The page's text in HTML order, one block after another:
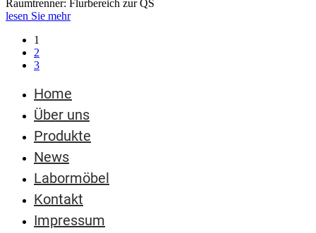
Raumtrenner: Flurbereich zur QS
lesen Sie mehr
1
2
3
Home
Über uns
Produkte
News
Labormöbel
Kontakt
Impressum